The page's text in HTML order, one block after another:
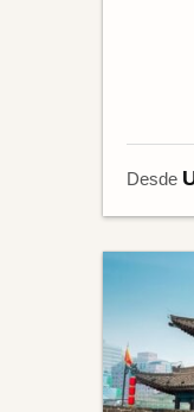
Desde